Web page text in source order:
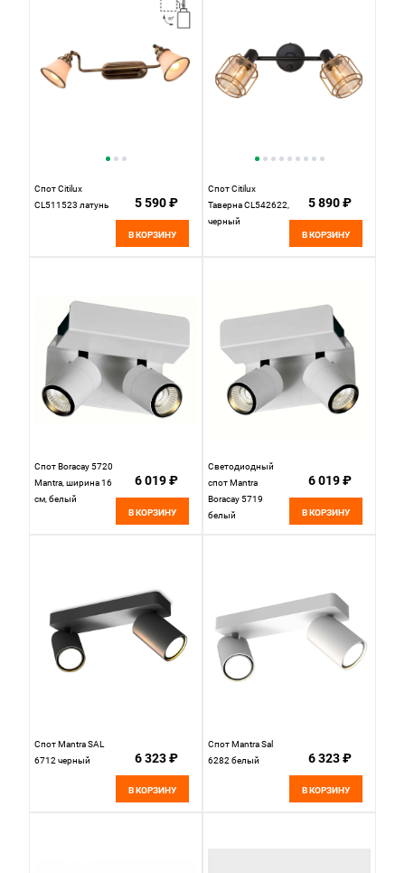
Спот Citilux
CL511523 латунь
5 590 ₽
В КОРЗИНУ
Спот Citilux
Таверна CL542622,
черный
5 890 ₽
В КОРЗИНУ
Спот Boracay 5720
Mantra, ширина 16
см, белый
6 019 ₽
В КОРЗИНУ
Светодиодный
спот Mantra
Boracay 5719
белый
6 019 ₽
В КОРЗИНУ
Спот Mantra SAL
6712 черный
6 323 ₽
В КОРЗИНУ
Спот Mantra Sal
6282 белый
6 323 ₽
В КОРЗИНУ